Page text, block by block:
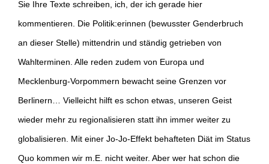
Sie Ihre Texte schreiben, ich, der ich gerade hier
kommentieren. Die Politik:erinnen (bewusster Genderbruch
an dieser Stelle) mittendrin und ständig getrieben von
Wahlterminen. Alle reden zudem von Europa und
Mecklenburg-Vorpommern bewacht seine Grenzen vor
Berlinern… Vielleicht hilft es schon etwas, unseren Geist
wieder mehr zu regionalisieren statt ihn immer weiter zu
globalisieren. Mit einer Jo-Jo-Effekt behafteten Diät im Status
Quo kommen wir m.E. nicht weiter. Aber wer hat schon die